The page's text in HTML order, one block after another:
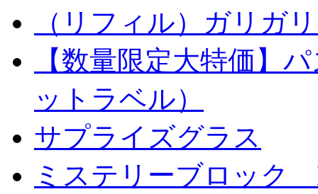
（リフィル）ガリガ
【数量限定大特価】
ットラベル）
サプライズグラス
ミステリーブロック